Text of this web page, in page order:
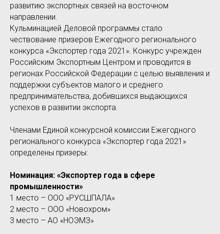
развитию экспортных связей на восточном
направлении.
Кульминацией Деловой программы стало
чествование призеров Ежегодного регионального
конкурса «Экспортер года 2021». Конкурс учрежден
Российским Экспортным Центром и проводится в
регионах Российской Федерации с целью выявления и
поддержки субъектов малого и среднего
предпринимательства, добившихся выдающихся
успехов в развитии экспорта.
Членами Единой конкурсной комиссии Ежегодного
регионального конкурса «Экспортер года 2021»
определены призеры:
Номинация: «Экспортер года в сфере
промышленности»
1 место – ООО «РУСШПАЛА»
2 место – ООО «Новохром»
3 место – АО «НОЭМЗ»